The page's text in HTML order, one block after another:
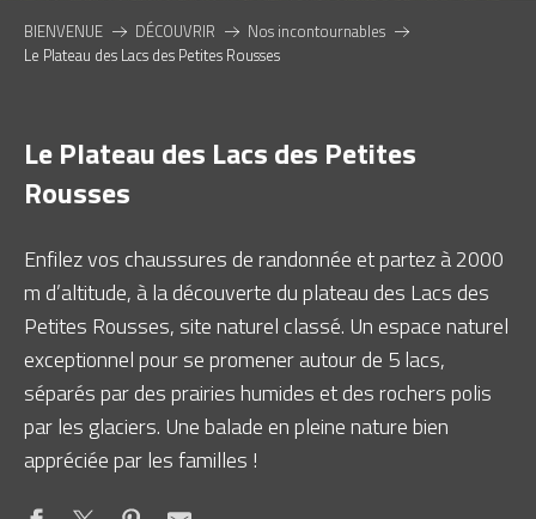
BIENVENUE DÉCOUVRIR
Nos incontournables
Le Plateau des Lacs des Petites Rousses
Le Plateau des Lacs des Petites
Rousses
Enfilez vos chaussures de randonnée et partez à 2000
m d’altitude, à la découverte du plateau des Lacs des
Petites Rousses, site naturel classé. Un espace naturel
exceptionnel pour se promener autour de 5 lacs,
séparés par des prairies humides et des rochers polis
par les glaciers. Une balade en pleine nature bien
appréciée par les familles !